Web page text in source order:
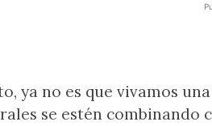
ya no es que vivamos
se estén combinando